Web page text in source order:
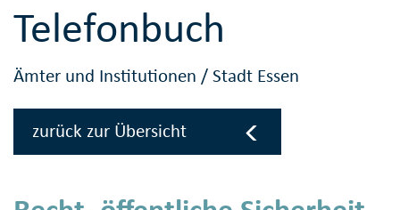
Telefonbuch
Ämter und Institutionen /Stadt Essen
zurück zur Übersicht